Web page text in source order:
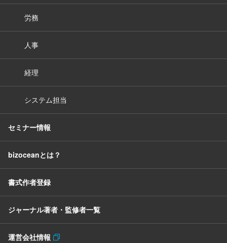
労務
人事
経理
システム担当
セミナー情報
bizoceanとは？
書式作者登録
ジャーナル著者・監修者一覧
運営会社情報